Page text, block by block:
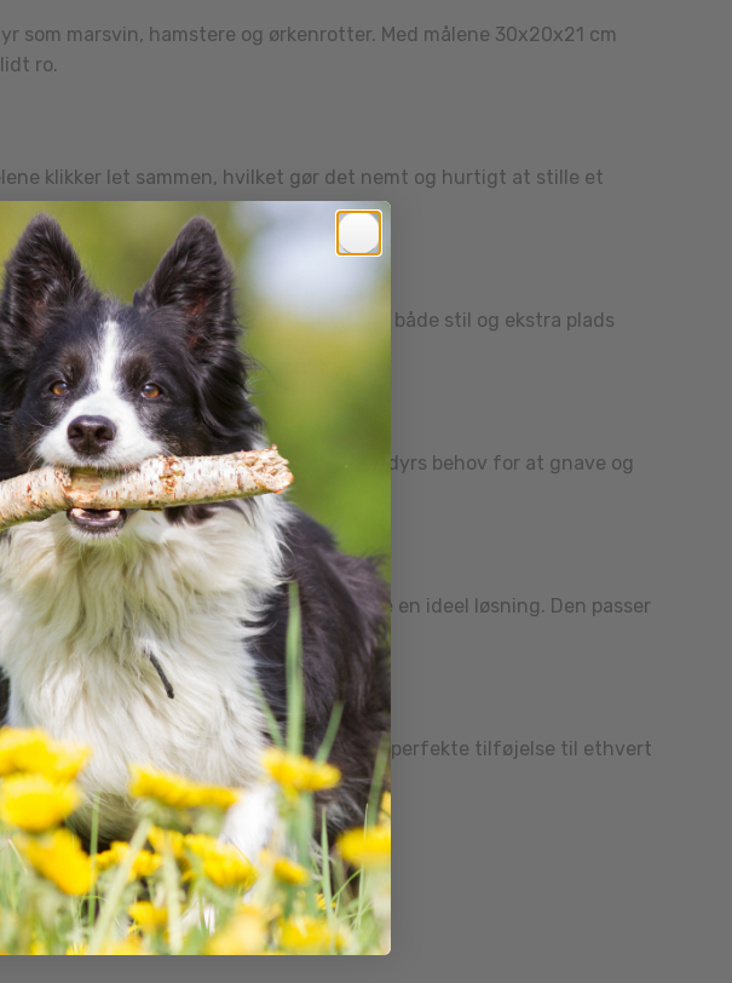
marsvin, hamstere og ørkenrotter. Med målene 30x20x21 cm
ro.
klikker let sammen, hvilket gør det nemt og hurtigt at stille et
passere. Det buede grønne tag tilføjer både stil og ekstra plads
. Det naturlige materiale er ideelt for smådyrs behov for at gnave og
at slappe af, er Ozami Saml-selv Hytte en ideel løsning. Den passer
nemt at samle og lavet til at holde. Den perfekte tilføjelse til ethvert